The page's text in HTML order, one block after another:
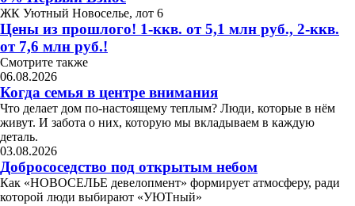
ЖК Уютный Новоселье, лот 6
Цены из прошлого! 1-ккв. от 5,1 млн руб., 2-ккв.
от 7,6 млн руб.!
Смотрите также
06.08.2026
Когда семья в центре внимания
Что делает дом по-настоящему теплым? Люди, которые в нём
живут. И забота о них, которую мы вкладываем в каждую
деталь.
03.08.2026
Добрососедство под открытым небом
Как «НОВОСЕЛЬЕ девелопмент» формирует атмосферу, ради
которой люди выбирают «УЮТный»